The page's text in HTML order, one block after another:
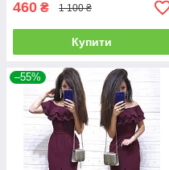
460 ₴ 1 100 ₴
Купити
–55%